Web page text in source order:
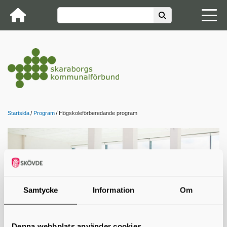
Samtycke Information Om
Startsida Program Högskoleförberedande program